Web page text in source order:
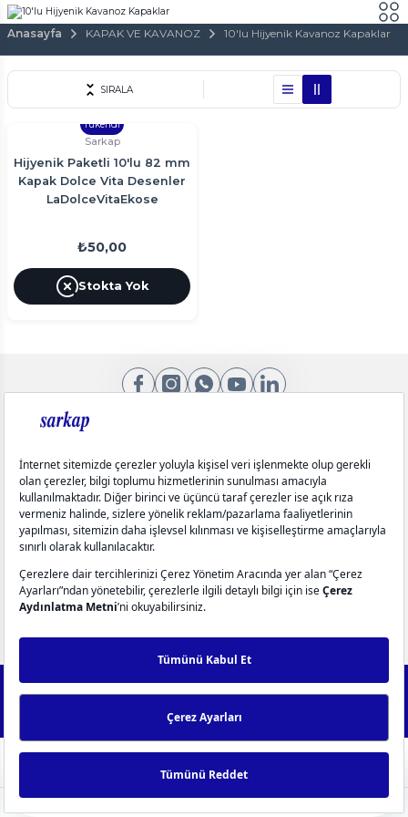
Anasayfa KAPAK VE KAVANOZ 10'lu Hijyenik Kavanoz Kapaklar
SIRALA
Tükendi
Sarkap
Hijyenik Paketli 10'lu 82 mm
Kapak Dolce Vita Desenler
LaDolceVitaEkose
₺50,00
Stokta Yok
Kurumsal
Aydınlatma Metinleri
Üyelik
Yardım
Popüler Kategoriler
0549 270 72 72 0549 270 72 72
Sertifikası ile %100 güvenli alışveriş!
ideasoft
e-
ticaret
ile
hazırlandı.